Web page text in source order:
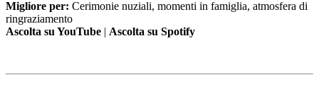
Migliore per: Cerimonie nuziali, momenti in famiglia, atmosfera di
ringraziamento
Ascolta su YouTube | Ascolta su Spotify